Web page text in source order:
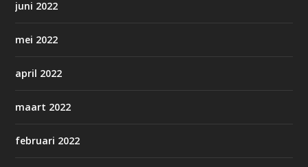
juni 2022
mei 2022
april 2022
maart 2022
februari 2022